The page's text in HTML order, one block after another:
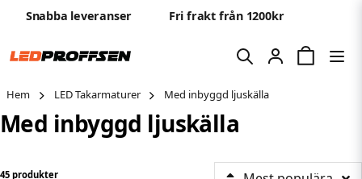
Snabba leveranser Fri frakt från 1200kr
Hem LED Takarmaturer Med inbyggd ljuskälla
Med inbyggd ljuskälla
45 produkter